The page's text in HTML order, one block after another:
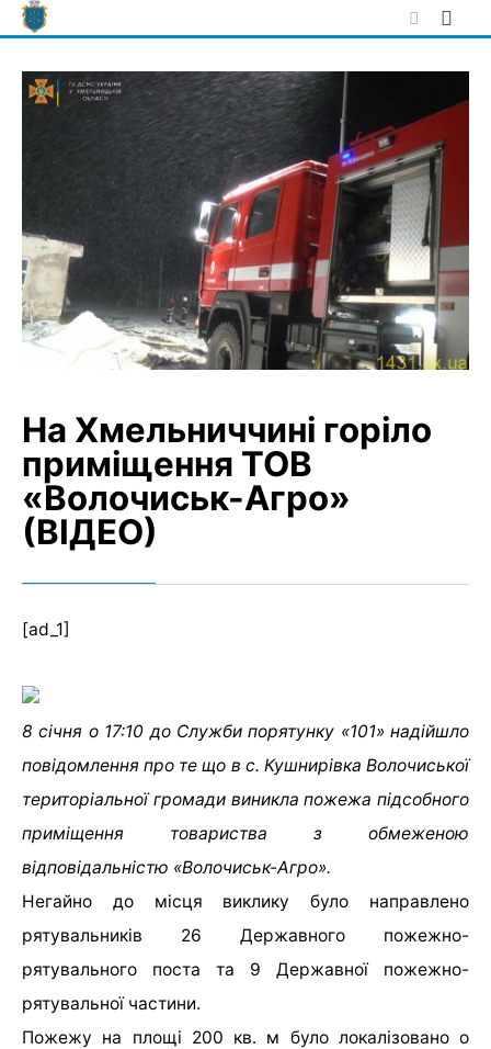
Skip
to
На Хмельниччині горіло
приміщення ТОВ
«Волочиськ-Агро»
(ВІДЕО)
[ad_1]
8 січня о 17:10 до Служби порятунку «101» надійшло
повідомлення про те що в с. Кушнирівка Волочиської
територіальної громади виникла пожежа підсобного
приміщення товариства з обмеженою
відповідальністю «Волочиськ-Агро».
Негайно до місця виклику було направлено
рятувальників 26 Державного пожежно-
рятувального поста та 9 Державної пожежно-
рятувальної частини.
Пожежу на площі 200 кв. м було локалізовано о